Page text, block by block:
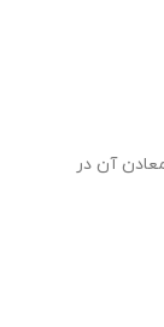
آن در